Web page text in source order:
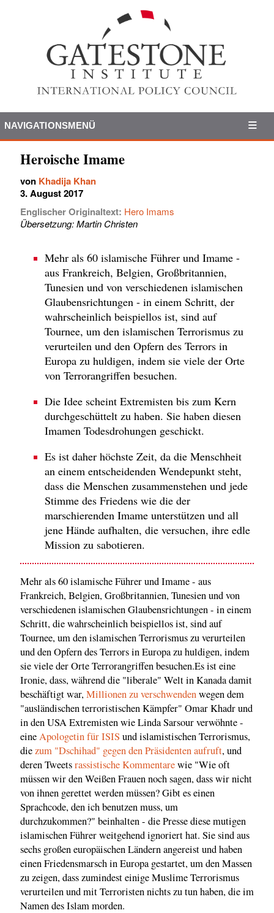
NAVIGATIONSMENÜ
Heroische Imame
von Khadija Khan
3. August 2017
Englischer Originaltext: Hero Imams
Übersetzung: Martin Christen
Mehr als 60 islamische Führer und Imame -
aus Frankreich, Belgien, Großbritannien,
Tunesien und von verschiedenen islamischen
Glaubensrichtungen - in einem Schritt, der
wahrscheinlich beispiellos ist, sind auf
Tournee, um den islamischen Terrorismus zu
verurteilen und den Opfern des Terrors in
Europa zu huldigen, indem sie viele der Orte
von Terrorangriffen besuchen.
Die Idee scheint Extremisten bis zum Kern
durchgeschüttelt zu haben. Sie haben diesen
Imamen Todesdrohungen geschickt.
Es ist daher höchste Zeit, da die Menschheit
an einem entscheidenden Wendepunkt steht,
dass die Menschen zusammenstehen und jede
Stimme des Friedens wie die der
marschierenden Imame unterstützen und all
jene Hände aufhalten, die versuchen, ihre edle
Mission zu sabotieren.
Mehr als 60 islamische Führer und Imame - aus
Frankreich, Belgien, Großbritannien, Tunesien und von
verschiedenen islamischen Glaubensrichtungen - in einem
Schritt, die wahrscheinlich beispiellos ist, sind auf
Tournee, um den islamischen Terrorismus zu verurteilen
und den Opfern des Terrors in Europa zu huldigen, indem
sie viele der Orte Terrorangriffen besuchen.Es ist eine
Ironie, dass, während die "liberale" Welt in Kanada damit
beschäftigt war,Millionen zu verschwendenwegen dem
"ausländischen terroristischen Kämpfer" Omar Khadr und
in den USA Extremisten wie Linda Sarsour verwöhnte -
eineApologetin für ISIS und islamistischen Terrorismus,
diezum "Dschihad" gegen den Präsidenten aufruft, und
deren Tweetsrassistische Kommentarewie "Wie oft
müssen wir den Weißen Frauen noch sagen, dass wir nicht
von ihnen gerettet werden müssen? Gibt es einen
Sprachcode, den ich benutzen muss, um
durchzukommen?" beinhalten - die Presse diese mutigen
islamischen Führer weitgehend ignoriert hat. Sie sind aus
sechs großen europäischen Ländern angereist und haben
einen Friedensmarsch in Europa gestartet, um den Massen
zu zeigen, dass zumindest einige Muslime Terrorismus
verurteilen und mit Terroristen nichts zu tun haben, die im
Namen des Islam morden.